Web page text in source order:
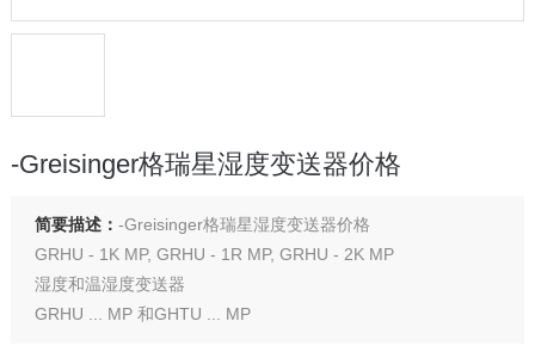
-Greisinger格瑞星湿度变送器价格
简要描述： -Greisinger格瑞星湿度变送器价格
GRHU - 1K MP, GRHU - 1R MP, GRHU - 2K MP
湿度和温湿度变送器
GRHU ... MP 和GHTU ... MP